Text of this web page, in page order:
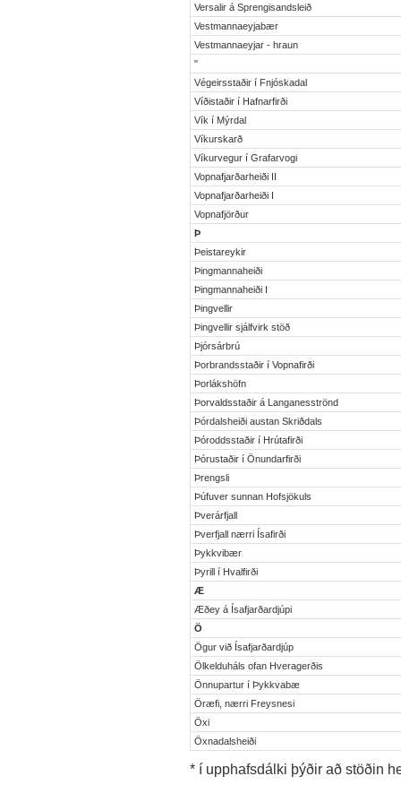
Versalir á Sprengisandsleið
Vestmannaeyjabær
Vestmannaeyjar - hraun
"
Végeirsstaðir í Fnjóskadal
Víðistaðir í Hafnarfirði
Vík í Mýrdal
Víkurskarð
Víkurvegur í Grafarvogi
Vopnafjarðarheiði II
Vopnafjarðarheiði I
Vopnafjörður
Þ
Þeistareykir
Þingmannaheiði
Þingmannaheiði I
Þingvellir
Þingvellir sjálfvirk stöð
Þjórsárbrú
Þorbrandsstaðir í Vopnafirði
Þorlákshöfn
Þorvaldsstaðir á Langanesströnd
Þórdalsheiði austan Skriðdals
Þóroddsstaðir í Hrútafirði
Þórustaðir í Önundarfirði
Þrengsli
Þúfuver sunnan Hofsjökuls
Þverárfjall
Þverfjall nærri Ísafirði
Þykkvibær
Þyrill í Hvalfirði
Æ
Æðey á Ísafjarðardjúpi
Ö
Ögur við Ísafjarðardjúp
Ölkelduháls ofan Hveragerðis
Önnupartur í Þykkvabæ
Öræfi, nærri Freysnesi
Öxi
Öxnadalsheiði
* í upphafsdálki þýðir að stöðin